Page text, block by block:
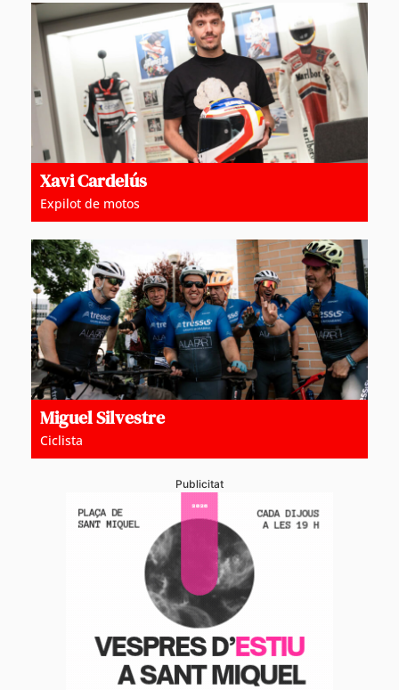
Xavi Cardelús
Expilot de motos
Miguel Silvestre
Ciclista
Publicitat